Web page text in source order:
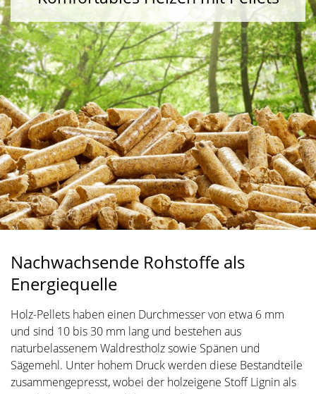
Nachwachsende Rohstoffe als
Energiequelle
Holz-Pellets haben einen Durchmesser von etwa 6 mm
und sind 10 bis 30 mm lang und bestehen aus
naturbelassenem Waldrestholz sowie Spänen und
Sägemehl. Unter hohem Druck werden diese Bestandteile
zusammengepresst, wobei der holzeigene Stoff Lignin als